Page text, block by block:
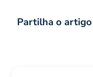
Partilha o